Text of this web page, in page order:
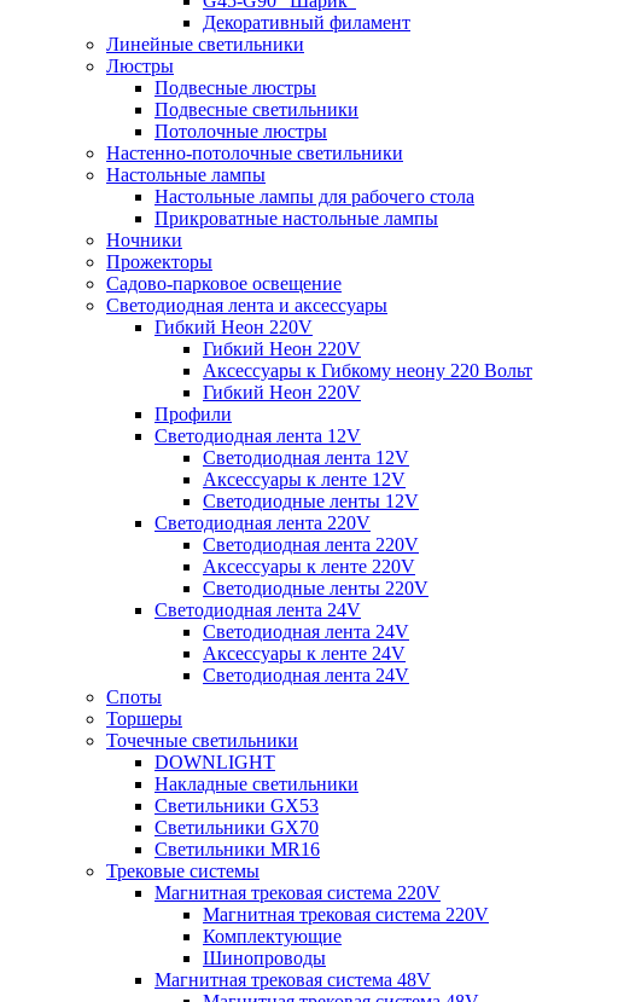
Декоративный филамент
Линейные светильники
Люстры
Подвесные люстры
Подвесные светильники
Потолочные люстры
Настенно-потолочные светильники
Настольные лампы
Настольные лампы для рабочего стола
Прикроватные настольные лампы
Ночники
Прожекторы
Садово-парковое освещение
Светодиодная лента и аксессуары
Гибкий Неон 220V
Гибкий Неон 220V
Аксессуары к Гибкому неону 220 Вольт
Гибкий Неон 220V
Профили
Светодиодная лента 12V
Светодиодная лента 12V
Аксессуары к ленте 12V
Светодиодные ленты 12V
Светодиодная лента 220V
Светодиодная лента 220V
Аксессуары к ленте 220V
Светодиодные ленты 220V
Светодиодная лента 24V
Светодиодная лента 24V
Аксессуары к ленте 24V
Светодиодная лента 24V
Споты
Торшеры
Точечные светильники
DOWNLIGHT
Накладные светильники
Светильники GX53
Светильники GX70
Светильники MR16
Трековые системы
Магнитная трековая система 220V
Магнитная трековая система 220V
Комплектующие
Шинопроводы
Магнитная трековая система 48V